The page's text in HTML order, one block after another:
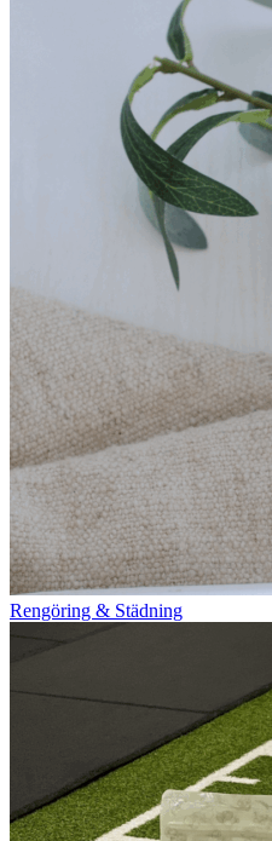
Rengöring & Städning